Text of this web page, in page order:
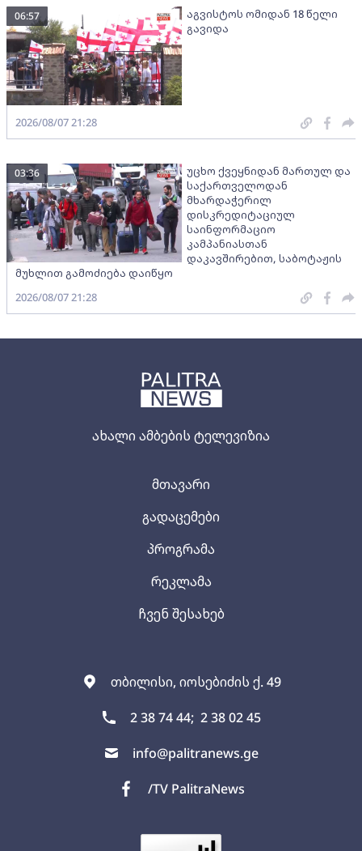
ახალი ამბების ტელევიზია
თბილისი, იოსებიძის ქ. 49
2 38 74 44; 2 38 02 45
info@palitranews.ge
/TV PalitraNews
მთავარი
გადაცემები
პროგრამა
რეკლამა
ჩვენ შესახებ
აგვისტოს ომიდან 18 წელი
გავიდა
06:57
2026/08/07 21:28
უცხო ქვეყნიდან მართულ და
საქართველოდან
მხარდაჭერილ
დისკრედიტაციულ
საინფორმაციო
კამპანიასთან
დაკავშირებით, საბოტაჟის
მუხლით გამოძიება დაიწყო
03:36
2026/08/07 21:28